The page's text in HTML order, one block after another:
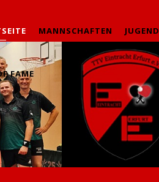
MANNSCHAFTEN JUGEND
FAME